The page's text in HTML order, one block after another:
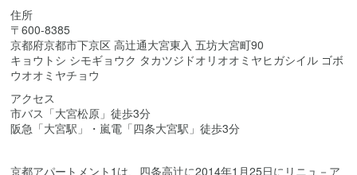
住所
〒600-8385
京都府京都市下京区 高辻通大宮東入 五坊大宮町90
キョウトシ シモギョウク タカツジドオリオオミヤヒガシイル ゴボ
ウオオミヤチョウ
アクセス
市バス「大宮松原」徒歩3分
阪急「大宮駅」・嵐電「四条大宮駅」徒歩3分
京都アパートメント1は、四条高辻に2014年1月25日にリニュ－ア